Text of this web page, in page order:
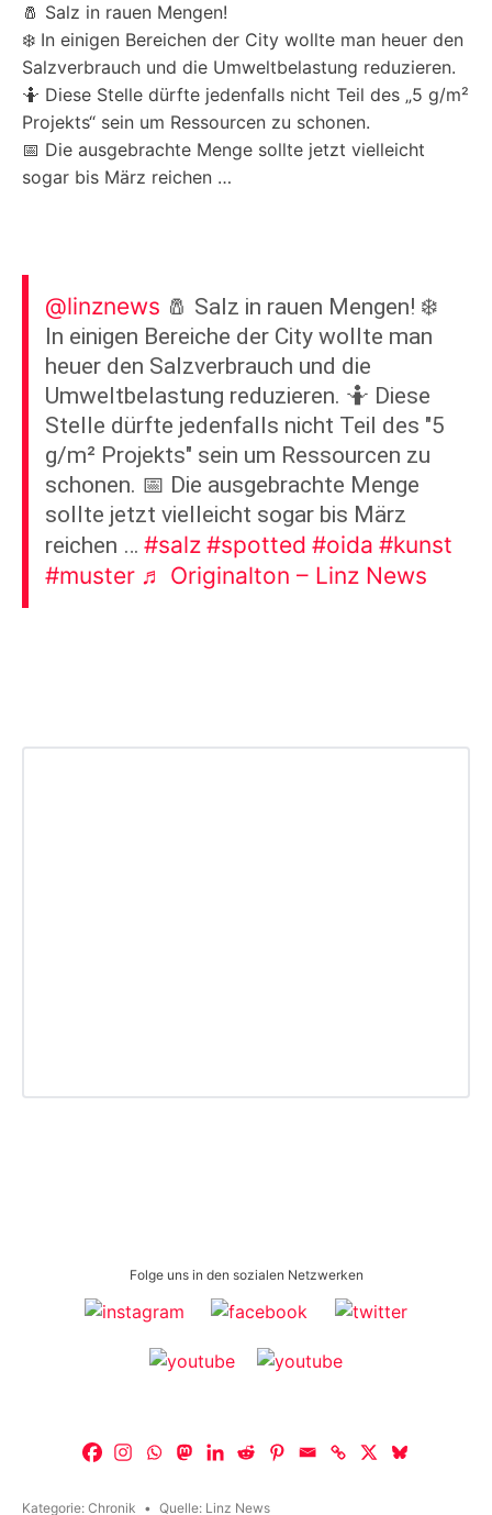
🧂 Salz in rauen Mengen!
❄️ In einigen Bereichen der City wollte man heuer den
Salzverbrauch und die Umweltbelastung reduzieren.
🤷 Diese Stelle dürfte jedenfalls nicht Teil des „5 g/m²
Projekts“ sein um Ressourcen zu schonen.
📅 Die ausgebrachte Menge sollte jetzt vielleicht
sogar bis März reichen …
@linznews 🧂 Salz in rauen Mengen! ❄️
In einigen Bereiche der City wollte man
heuer den Salzverbrauch und die
Umweltbelastung reduzieren. 🤷 Diese
Stelle dürfte jedenfalls nicht Teil des "5
g/m² Projekts" sein um Ressourcen zu
schonen. 📅 Die ausgebrachte Menge
sollte jetzt vielleicht sogar bis März
reichen … #salz #spotted #oida #kunst
#muster ♬ Originalton – Linz News
Folge uns in den sozialen Netzwerken
Kategorie: Chronik Quelle: Linz News